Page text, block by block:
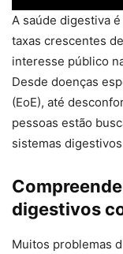
A saúde digestiva
taxas crescentes
interesse público
Desde doenças
(EoE), até
pessoas estão
sistemas
digestivos
Muitos problemas